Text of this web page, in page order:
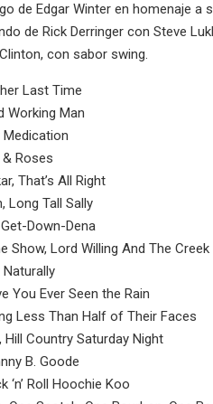
de Edgar Winter en homenaje a
de Rick Derringer con Steve
con sabor swing.
Last Time
Working Man
Medication
Roses
That’s All Right
Long Tall Sally
Down-Dena
Show, Lord Willing And The Creek
You Ever Seen the Rain
Less Than Half of Their Faces
Hill Country Saturday Night
B. Goode
‘n’ Roll Hoochie Koo